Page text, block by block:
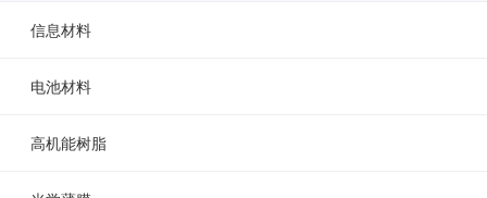
信息材料
电池材料
高机能树脂